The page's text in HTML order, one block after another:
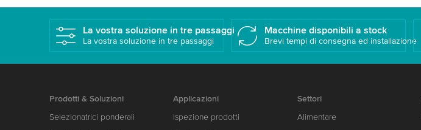
La vostra soluzione in tre passaggi
La vostra soluzione in tre passaggi
Macchine disponibili a stock
Brevi tempi di consegna ed installazione
Prodotti & Soluzioni
Selezionatrici ponderali
Applicazioni
Ispezione prodotti
Settori
Alimentare